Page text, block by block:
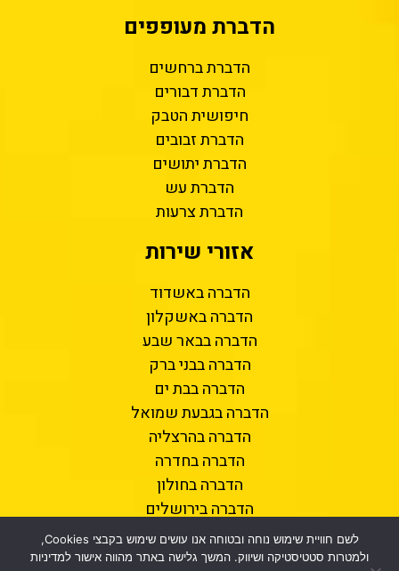
הדברת מעופפים
הדברת ברחשים
הדברת דבורים
חיפושית הטבק
הדברת זבובים
הדברת יתושים
הדברת עש
הדברת צרעות
אזורי שירות
הדברה באשדוד
הדברה באשקלון
הדברה בבאר שבע
הדברה בבני ברק
הדברה בבת ים
הדברה בגבעת שמואל
הדברה בהרצליה
הדברה בחדרה
הדברה בחולון
הדברה בירושלים
הדברה בכפר סבא
הדברה בנתניה
לשם חוויית שימוש נוחה ובטוחה אנו עושים שימוש בקבצי Cookies,
ולמטרות סטטיסטיקה ושיווק. המשך גלישה באתר מהווה אישור למדיניות